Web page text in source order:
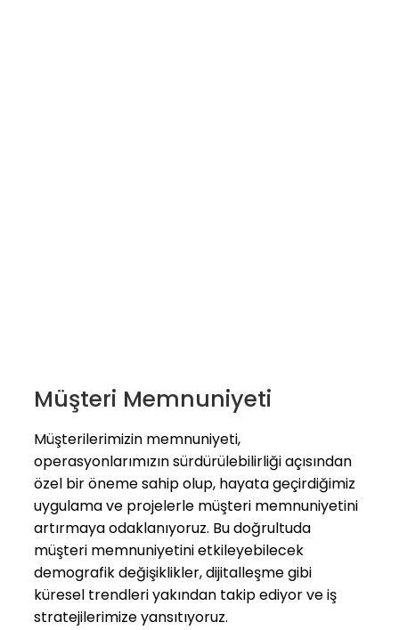
Müşteri Memnuniyeti
Müşterilerimizin memnuniyeti,
operasyonlarımızın sürdürülebilirliği açısından
özel bir öneme sahip olup, hayata geçirdiğimiz
uygulama ve projelerle müşteri memnuniyetini
artırmaya odaklanıyoruz. Bu doğrultuda
müşteri memnuniyetini etkileyebilecek
demografik değişiklikler, dijitalleşme gibi
küresel trendleri yakından takip ediyor ve iş
stratejilerimize yansıtıyoruz.